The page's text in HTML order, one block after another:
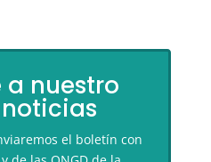
a nuestro
el boletín con